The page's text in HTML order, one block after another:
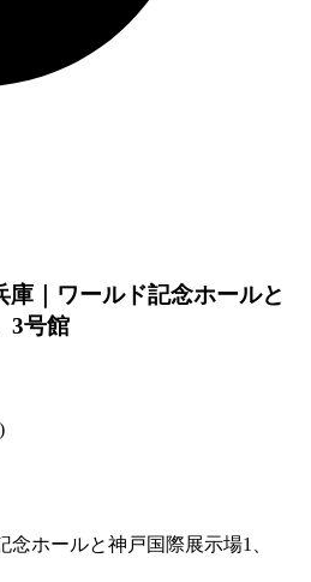
庫｜ワールド記念ホールと
3号館
念ホールと神戸国際展示場1、